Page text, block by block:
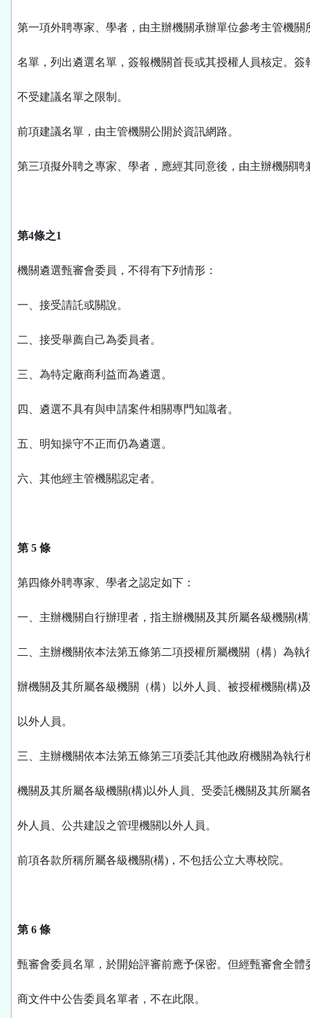
第一項外聘專家、學者，由主辦機關承辦單位參考主管機關
名單，列出遴選名單，簽報機關首長或其授權人員核定。簽
不受建議名單之限制。
前項建議名單，由主管機關公開於資訊網路。
第三項擬外聘之專家、學者，應經其同意後，由主辦機關聘
第4條之1
機關遴選甄審會委員，不得有下列情形：
一、接受請託或關說。
二、接受舉薦自己為委員者。
三、為特定廠商利益而為遴選。
四、遴選不具有與申請案件相關專門知識者。
五、明知操守不正而仍為遴選。
六、其他經主管機關認定者。
第 5 條
第四條外聘專家、學者之認定如下：
一、主辦機關自行辦理者，指主辦機關及其所屬各級機關(
二、主辦機關依本法第五條第二項授權所屬機關（構）為執
辦機關及其所屬各級機關（構）以外人員、被授權機關(構)
以外人員。
三、主辦機關依本法第五條第三項委託其他政府機關為執行
機關及其所屬各級機關(構)以外人員、受委託機關及其所屬
外人員、公共建設之管理機關以外人員。
前項各款所稱所屬各級機關(構)，不包括公立大專校院。
第 6 條
甄審會委員名單，於開始評審前應予保密。但經甄審會全體
商文件中公告委員名單者，不在此限。